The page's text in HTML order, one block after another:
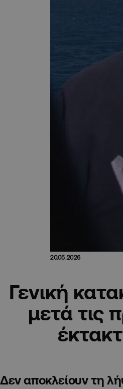
20.05.2026
Γενική
μετά τις
Δεν αποκλείουν τη